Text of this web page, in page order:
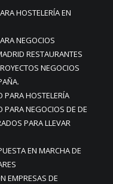
HOSTELERÍA EN
NEGOCIOS
RESTAURANTES
NEGOCIOS
HOSTELERÍA
NEGOCIOS DE DE
PARA LLEVAR
EN MARCHA DE
EMPRESAS DE